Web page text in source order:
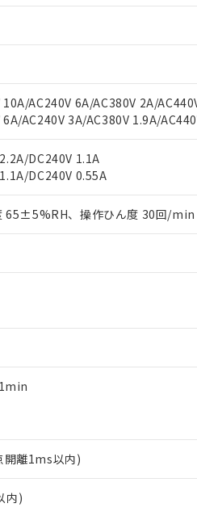
AC240V 6A/AC380V 2A/
AC240V 3A/AC380V 1.9A/
DC240V 1.1A
DC240V 0.55A
65±5%RH、操作ひん度 30回/min
開離1ms以内)
内)
うえご利用ください。
取扱商品の当社在庫状況および
は、本サービスの対象外となる
は、記載している更新日時点で
お客様のお取引先、またはお客
社の事前の承諾なく第三者に漏
サービス）をご利用いただくに
るお客様との取引・商談に必要
人情報の共同利用に関して"
非含有に対応した製品に切り替え
）の非含有に非対応の商品で、対
）の非含有の対応状況を調査中ま
、有害物質有無と関係のない商品で
、 カドミウム(Cd) 100ppm以下、
ェニル類(PBB) 1000ppm以下、ポリ臭化ジ
DOP) 1000ppm以下、フタル酸ブチルベン
ル (DIBP) 1000ppm以下
対する適用除外項目は除く。
える意図的な使用がないことを確認してい
予定月が前後することがあります。
ることができます。
書
の基準値以下であることを示し
の基準値を超えていることを
お問い合わせください。
ドミウム) : 100ppm、
害物質が外部に漏えいし、環境に
お問い合わせください。
る場合は、日本国政府の輸出許
。
、完全に破砕するなど、違法に
イル、化学兵器、生物兵器また
売する場合は、上記1、2および3の
意する キ
り
ついては、お客様のお取引先、ま
況の情報を公開していない機種